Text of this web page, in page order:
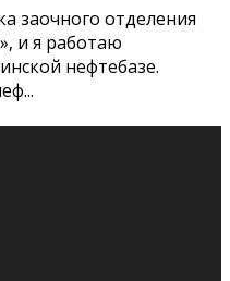
Коми в
выступят два
— братья Лоренцо